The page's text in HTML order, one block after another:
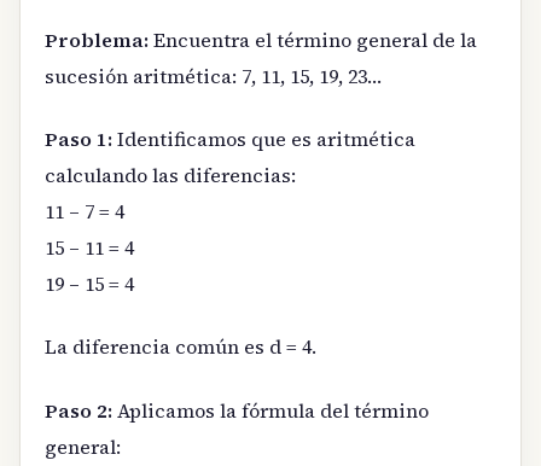
Problema:Encuentra el término general de la
sucesión aritmética: 7, 11, 15, 19, 23…
Paso 1:Identificamos que es aritmética
calculando las diferencias:
11 – 7 = 4
15 – 11 = 4
19 – 15 = 4
La diferencia común es d = 4.
Paso 2:Aplicamos la fórmula del término
general: